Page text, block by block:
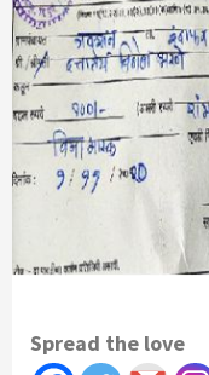
Spread the love